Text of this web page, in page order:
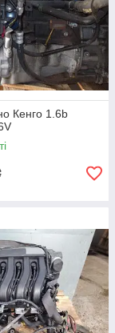
Кенго 1.6b